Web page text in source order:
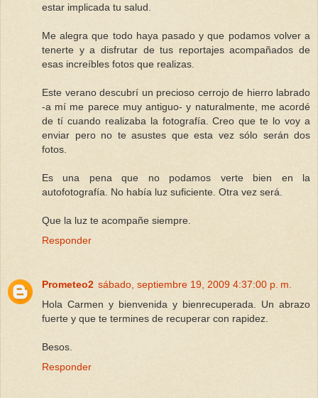
estar implicada tu salud.
Me alegra que todo haya pasado y que podamos volver a
tenerte y a disfrutar de tus reportajes acompañados de
esas increíbles fotos que realizas.
Este verano descubrí un precioso cerrojo de hierro labrado
-a mí me parece muy antiguo- y naturalmente, me acordé
de tí cuando realizaba la fotografía. Creo que te lo voy a
enviar pero no te asustes que esta vez sólo serán dos
fotos.
Es una pena que no podamos verte bien en la
autofotografía. No había luz suficiente. Otra vez será.
Que la luz te acompañe siempre.
Responder
Prometeo2 sábado, septiembre 19, 2009 4:37:00 p. m.
Hola Carmen y bienvenida y bienrecuperada. Un abrazo
fuerte y que te termines de recuperar con rapidez.
Besos.
Responder